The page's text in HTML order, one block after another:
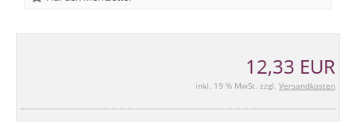
12,33 EUR
inkl. 19 % MwSt. zzgl. Versandkosten